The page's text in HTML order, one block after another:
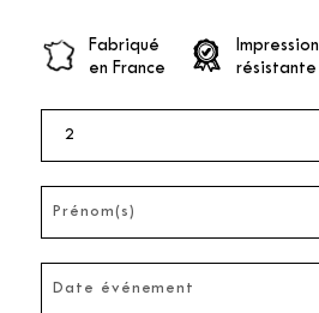
Fabriqué
en France
Impression
résistante